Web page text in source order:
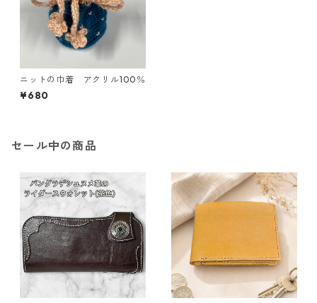
ニットの巾着 アクリル100％
¥680
セール中の商品